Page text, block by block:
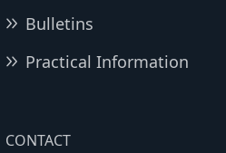
Bulletins
Practical Information
CONTACT